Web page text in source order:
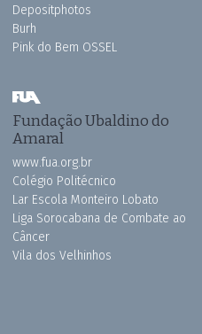
Depositphotos
Burh
Pink do Bem OSSEL
Fundação Ubaldino do
Amaral
www.fua.org.br
Colégio Politécnico
Lar Escola Monteiro Lobato
Liga Sorocabana de Combate ao
Câncer
Vila dos Velhinhos